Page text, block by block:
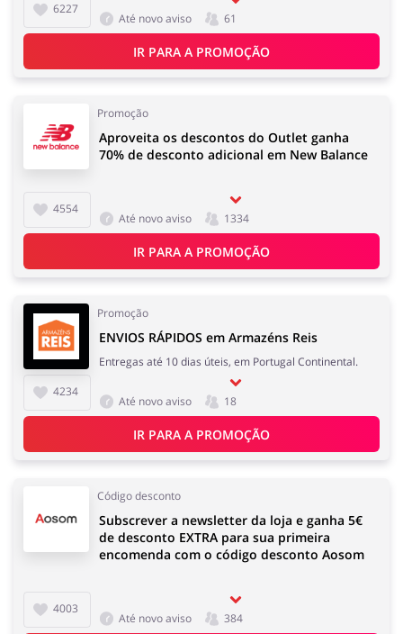
6227
Até novo aviso 61
IR PARA A PROMOÇÃO
Promoção
4554
Aproveita os descontos do Outlet ganha
70% de desconto adicional em New Balance
Até novo aviso 1334
IR PARA A PROMOÇÃO
Promoção
4234
ENVIOS RÁPIDOS em Armazéns Reis
Entregas até 10 dias úteis, em Portugal Continental.
Até novo aviso 18
IR PARA A PROMOÇÃO
Código desconto
4003
Subscrever a newsletter da loja e ganha 5€
de desconto EXTRA para sua primeira
encomenda com o código desconto Aosom
Até novo aviso 384